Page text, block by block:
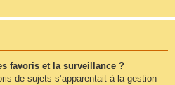
favoris et la surveillance ?
de sujets s’apparentait à la gestion